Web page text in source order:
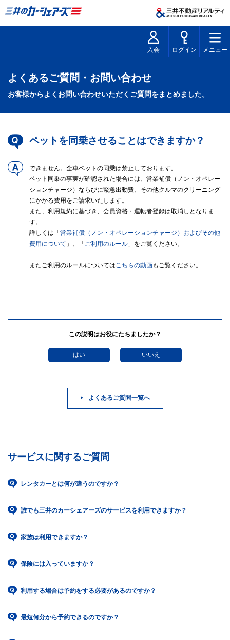
入会 ログイン メニュー
よくあるご質問・お問い合わせ
お客様からよくお問い合わせいただくご質問をまとめました。
ペットを同乗させることはできますか？
できません。全車ペットの同乗は禁止しております。
ペット同乗の事実が確認された場合には、営業補償（ノン・オペレー
ションチャージ）ならびに緊急出動費、その他クルマのクリーニング
にかかる費用をご請求いたします。
また、利用規約に基づき、会員資格・運転者登録は取消しとなりま
す。
詳しくは「 営業補償（ノン・オペレーションチャージ）およびその他
費用について 」、「 ご利用のルール 」をご覧ください。
またご利用のルールについてはこちらの動画もご覧ください。
この説明はお役にたちましたか？
はい いいえ
よくあるご質問一覧へ
サービスに関するご質問
レンタカーとは何が違うのですか？
誰でも三井のカーシェアーズのサービスを利用できますか？
家族は利用できますか？
保険には入っていますか？
利用する場合は予約をする必要があるのですか？
最短何分から予約できるのですか？